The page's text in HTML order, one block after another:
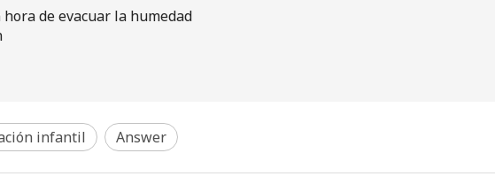
de evacuar la humedad
infantil Answer